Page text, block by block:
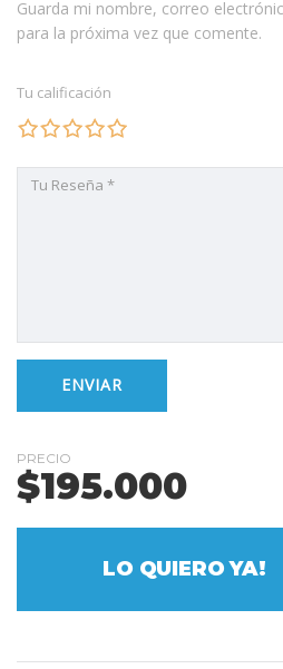
Guarda mi nombre, correo
para la próxima vez que comente.
Tu calificación
PRECIO
$195.000
LO QUIERO YA!